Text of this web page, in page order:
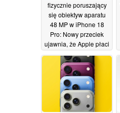
fizycznie poruszający
się obiektyw aparatu
48 MP w iPhone 18
Pro: Nowy przeciek
ujawnia, że Apple płaci
fortunę za aktualizację
29/05/2026